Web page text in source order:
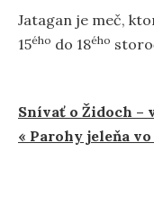
Jatagan je meč,
15ého do 18ého
Navigácia
v
Snívať o Židoch –
« Parohy jeleňa